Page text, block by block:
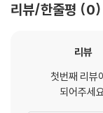
리뷰/한줄평 0
리뷰
첫번째 리뷰
되어주세